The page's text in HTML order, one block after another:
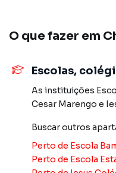
Próximo às principais
Agende sua visita e
conquistar seu novo lar!
Apartamento para
Chácara Belenzinho, em
O que fazer em
Escolas,
As instituições
Cesar Marengo e
Buscar outros
Perto de Escola
Perto de Escola